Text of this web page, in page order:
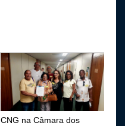
CNG na Câmara dos